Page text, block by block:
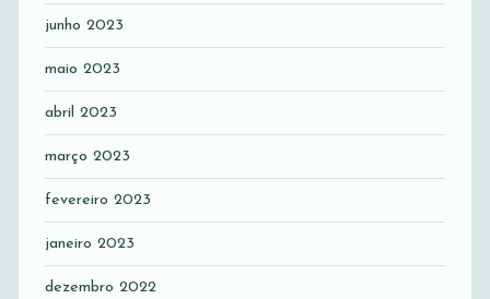
junho 2023
maio 2023
abril 2023
março 2023
fevereiro 2023
janeiro 2023
dezembro 2022